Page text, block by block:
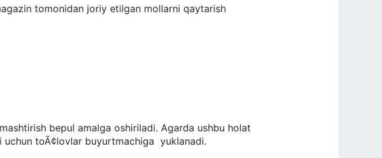
tomonidan joriy etilgan mollarni qaytarish
bepul amalga oshiriladi. Agarda ushbu holat
uchun toÃ¢lovlar buyurtmachiga yuklanadi.